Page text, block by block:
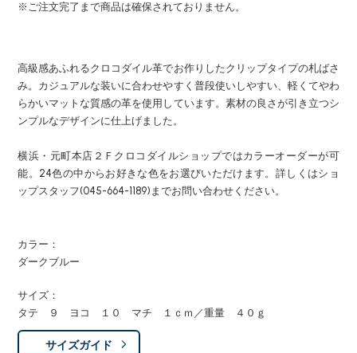
※ご注文完了まで商品は確保されておりません。
高級感あふれるクロコダイル革でお作りしたクリップタイプの札ばさ
み。カジュアルな装いに合わせやすく普段使いしやすい、軽くてやわ
らかいマットな質感の革を使用しています。素材の良さが引き立つシ
ンプルなデザインに仕上げました。
横浜・元町本店２Ｆクロコダイルショップではカラーオーダーが可
能。24色の中からお好きな色をお選びいただけます。詳しくはショ
ップスタッフ(045-664-1189)までお問い合わせください。
カラー：
ダークブルー
サイズ：
タテ ９ ヨコ １０ マチ １ｃｍ／重量 ４０ｇ
サイズガイド